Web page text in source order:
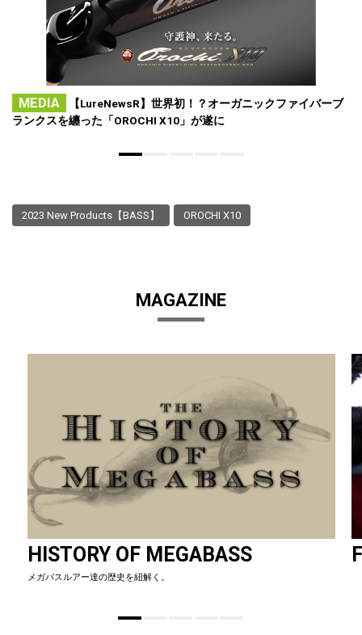
MEDIA
【LureNewsR】世界初！？オーガニックファイバーブ
ランクスを纏った「OROCHI X10」が遂に
2023 New Products【BASS】 OROCHI X10
MAGAZINE
HISTORY OF MEGABASS
メガバスルアー達の歴史を紐解く。